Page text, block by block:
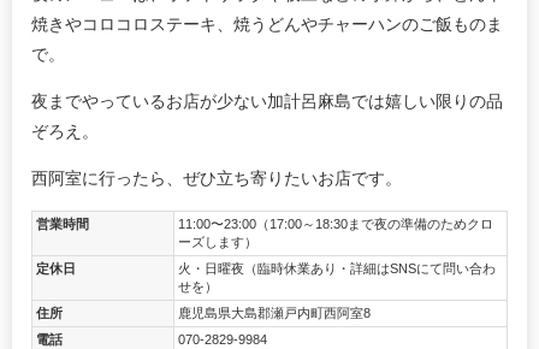
焼きやコロコロステーキ、焼うどんやチャーハンのご飯ものま
で。
夜までやっているお店が少ない加計呂麻島では嬉しい限りの品
ぞろえ。
西阿室に行ったら、ぜひ立ち寄りたいお店です。
営業時間
11:00〜23:00（17:00～18:30まで夜の準備のためクロ
ーズします）
定休日
火・日曜夜（臨時休業あり・詳細はSNSにて問い合わ
せを）
住所
鹿児島県大島郡瀬戸内町西阿室8
電話
070-2829-9984